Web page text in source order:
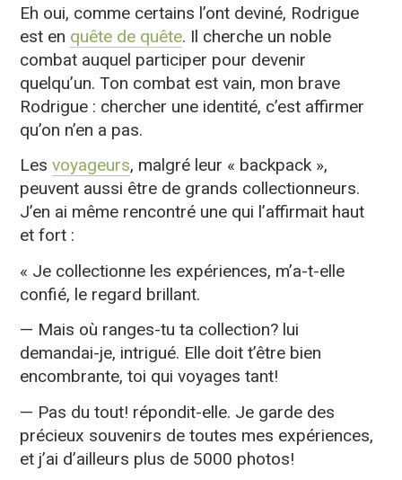
Eh oui, comme certains l’ont deviné, Rodrigue
est en quête de quête. Il cherche un noble
combat auquel participer pour devenir
quelqu’un. Ton combat est vain, mon brave
Rodrigue : chercher une identité, c’est affirmer
qu’on n’en a pas.
Lesvoyageurs, malgré leur « backpack »,
peuvent aussi être de grands collectionneurs.
J’en ai même rencontré une qui l’affirmait haut
et fort :
« Je collectionne les expériences, m’a-t-elle
confié, le regard brillant.
— Mais où ranges-tu ta collection? lui
demandai-je, intrigué. Elle doit t’être bien
encombrante, toi qui voyages tant!
— Pas du tout! répondit-elle. Je garde des
précieux souvenirs de toutes mes expériences,
et j’ai d’ailleurs plus de 5000 photos!